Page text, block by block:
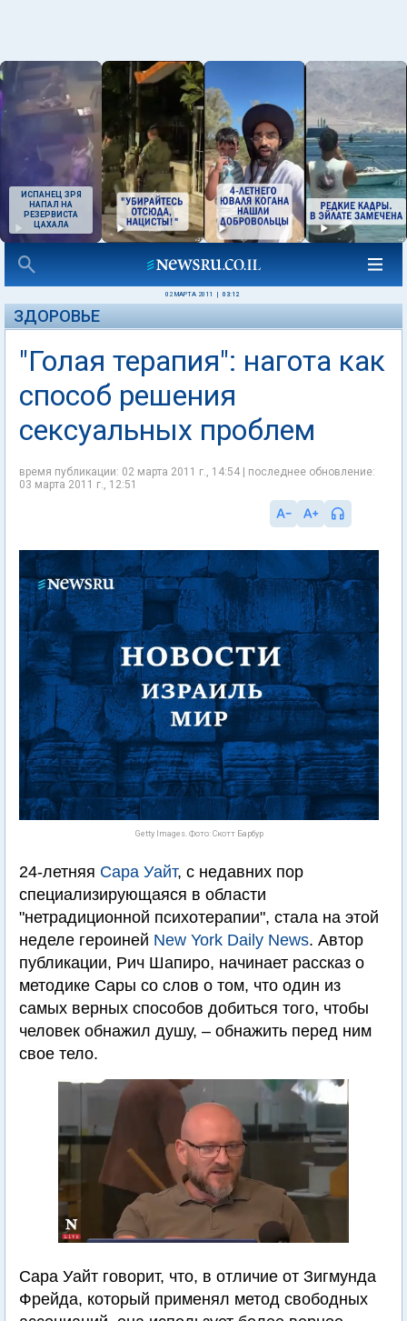
ИСПАНЕЦ ЗРЯ
НАПАЛ НА
РЕЗЕРВИСТА
ЦАХАЛА
02 МАРТА 2011 03:12
ЗДОРОВЬЕ
"Голая терапия": нагота как
способ решения
сексуальных проблем
время публикации: 02 марта 2011 г., 14:54 | последнее обновление:
03 марта 2011 г., 12:51
Getty Images. Фото: Скотт Барбур
24-летняя Сара Уайт, с недавних пор
специализирующаяся в области
"нетрадиционной психотерапии", стала на этой
неделе героиней New York Daily News. Автор
публикации, Рич Шапиро, начинает рассказ о
методике Сары со слов о том, что один из
самых верных способов добиться того, чтобы
человек обнажил душу, – обнажить перед ним
свое тело.
Сара Уайт говорит, что, в отличие от Зигмунда
Фрейда, который применял метод свободных